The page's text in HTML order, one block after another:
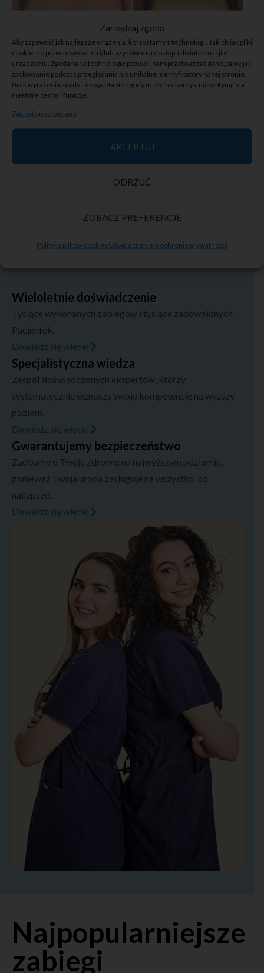
Zarządzaj zgodą
Aby zapewnić jak najlepsze wrażenia, korzystamy z technologii, takich jak pliki
cookie, do przechowywania i/lub uzyskiwania dostępu do informacji o
urządzeniu. Zgoda na te technologie pozwoli nam przetwarzać dane, takie jak
zachowanie podczas przeglądania lub unikalne identyfikatory na tej stronie.
Brak wyrażenia zgody lub wycofanie zgody może niekorzystnie wpłynąć na
niektóre cechy i funkcje.
Zarządzaj serwisami
AKCEPTUJ
ODRZUĆ
ZOBACZ PREFERENCJE
Polityka plików cookiesOświadczenie o ochronie prywatności
Dlaczego warto
nam zaufać?
W Derma Beauty stawiamy na doświadczenie,
najlepsze rozwiązanie. Korzystamy wyłącznie z
Wieloletnie doświadczenie
Tysiące wykonanych zabiegów i tysiące zadowolonych
Pacjentek.
Dowiedz się więcej
Specjalistyczna wiedza
Zespół doświadczonych ekspertów, którzy
systematycznie wznoszą swoje kompetencje na wyższy
poziom.
Dowiedz się więcej
Gwarantujemy bezpieczeństwo
Zadbamy o Twoje zdrowie na najwyższym poziomie,
ponieważ Twoja uroda zasługuje na wszystko, co
najlepsze.
Dowiedz się więcej
Najpopularniejsze
zabiegi